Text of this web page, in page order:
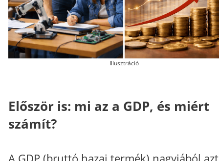
Illusztráció
Először is: mi az a GDP, és miért
számít?